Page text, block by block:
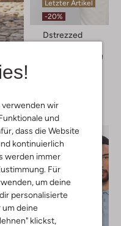
verwenden wir
und
dass die Website
kontinuierlich
werden immer
Für
um deine
personalisierte
um deine
klickst,
Letzter Artikel
-20%
Dstrezzed
€ 79,99